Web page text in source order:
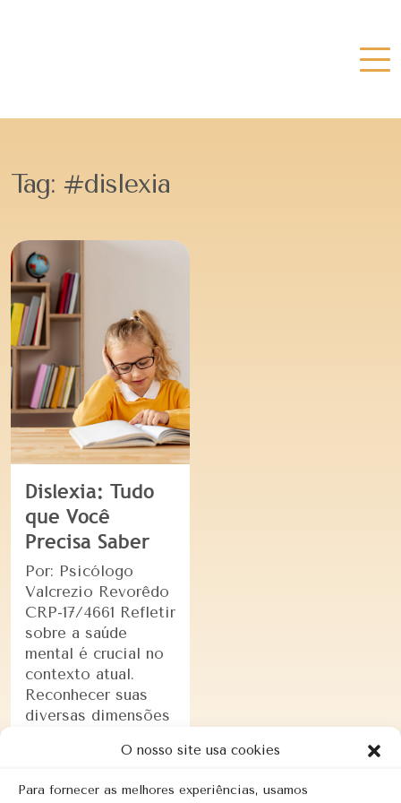
O nosso site usa cookies
Para fornecer as melhores experiências, usamos
Tag: #dislexia
Dislexia: Tudo
que Você
Precisa Saber
Por: Psicólogo
Valcrezio Revorêdo
CRP-17/4661 Refletir
sobre a saúde
mental é crucial no
contexto atual.
Reconhecer suas
diversas dimensões
fomentar o bem-
de todos …